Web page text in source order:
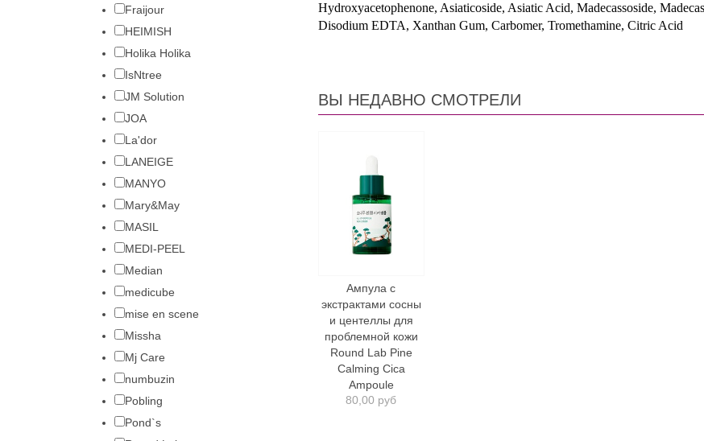
Hydroxyacetophenone, Asiaticoside, Asiatic Acid, Madecassoside,
Disodium EDTA, Xanthan Gum, Carbomer, Tromethamine, Citric Acid
ВЫ НЕДАВНО СМОТРЕЛИ
Ампула с
экстрактами сосны
и центеллы для
проблемной кожи
Round Lab Pine
Calming Cica
Ampoule
80,00 руб
Fraijour
HEIMISH
Holika Holika
IsNtree
JM Solution
JOA
La'dor
LANEIGE
MANYO
Mary&May
MASIL
MEDI-PEEL
Median
medicube
mise en scene
Missha
Mj Care
numbuzin
Pobling
Pond`s